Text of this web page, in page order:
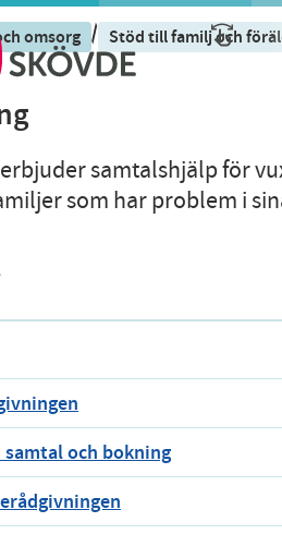
omsorg / Stöd till familj och
samtalshjälp för
som har problem i
och bokning